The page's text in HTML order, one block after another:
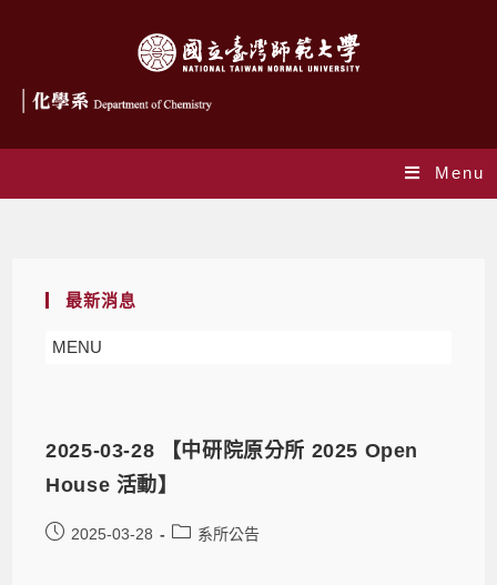
Menu
最新消息
MENU
2025-03-28 【中研院原分所 2025 Open
House 活動】
2025-03-28 系所公告